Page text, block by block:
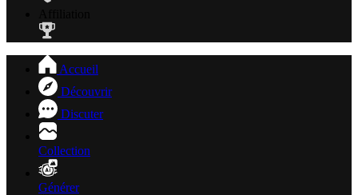
Accueil
Découvrir
Discuter
Collection
Générer